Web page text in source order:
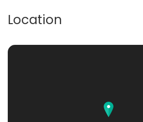
Location